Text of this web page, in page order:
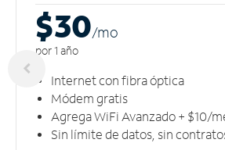
$30/mo
por 1 año
Internet con fibra óptica
Módem gratis
Agrega WiFi Avanzado + $10/
Sin límite de datos, sin